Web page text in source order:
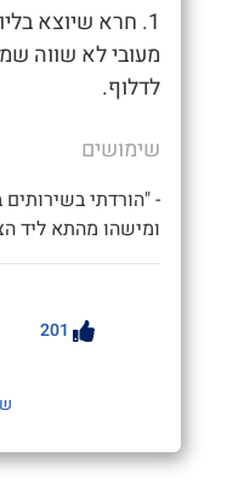
1. חרא שיוצא
מעובי לא שווה
לדלוף.
שימושים
- "הורדתי
ומישהו מהתא ליד
201